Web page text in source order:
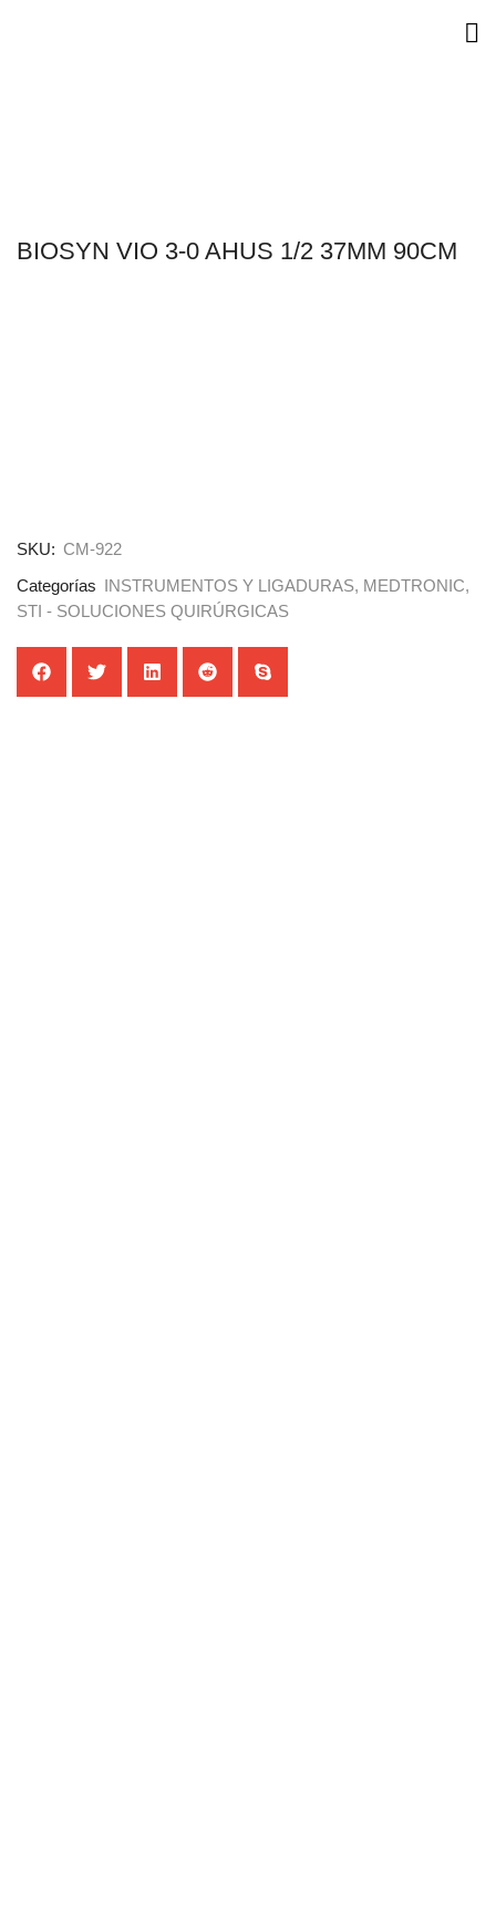
BIOSYN VIO 3-0 AHUS 1/2 37MM 90CM
SKU: CM-922
Categorías INSTRUMENTOS Y LIGADURAS, MEDTRONIC,
STI - SOLUCIONES QUIRÚRGICAS